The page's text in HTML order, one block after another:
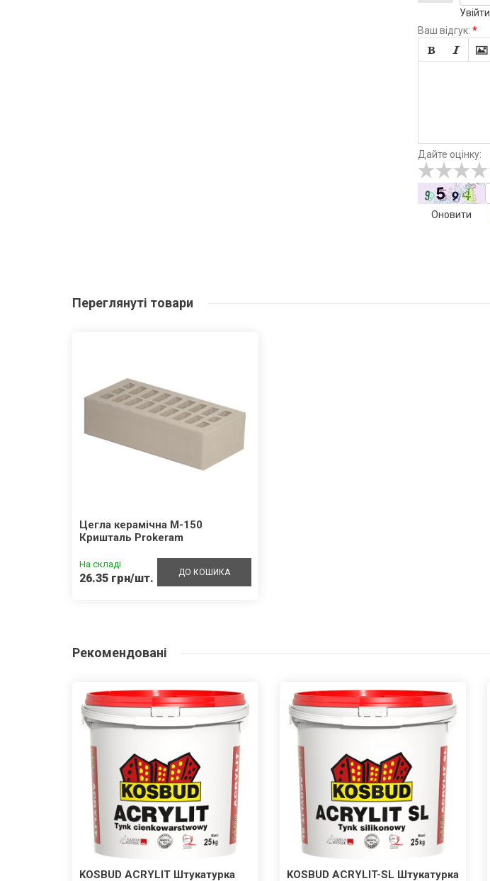
Увійти
Ваш відгук: *
  
Дайте оцінку:
Оновити
Переглянуті товари
Цегла керамічна М-150
Кришталь Prokeram
На складі
26.35 грн/шт. ДО КОШИКА
Рекомендовані
KOSBUD ACRYLIT Штукатурка
KOSBUD ACRYLIT-SL Штукатурка